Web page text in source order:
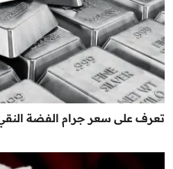
تعرف على سعر جرام الفضة